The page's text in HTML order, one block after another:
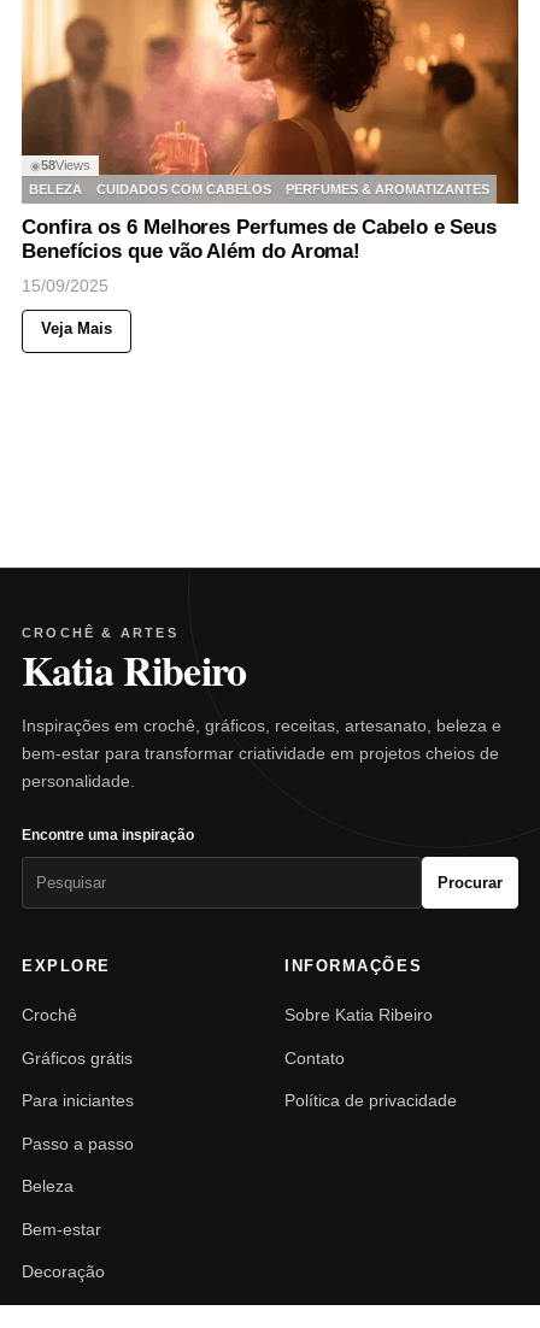
◉58Views
BELEZA
CUIDADOS COM CABELOS PERFUMES & AROMATIZANTES
Confira os 6 Melhores Perfumes de Cabelo e Seus
Benefícios que vão Além do Aroma!
15/09/2025
Veja Mais
CROCHÊ & ARTES
Katia Ribeiro
Inspirações em crochê, gráficos, receitas, artesanato, beleza e
bem-estar para transformar criatividade em projetos cheios de
personalidade.
Encontre uma inspiração
Procurar
EXPLORE
Crochê
Gráficos grátis
Para iniciantes
Passo a passo
Beleza
Bem-estar
Decoração
INFORMAÇÕES
Sobre Katia Ribeiro
Contato
Política de privacidade